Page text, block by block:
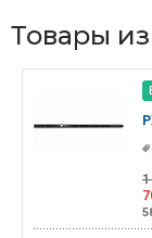
Товары
1